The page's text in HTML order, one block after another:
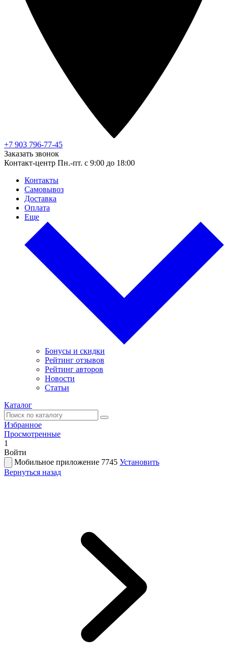
+7 903 796-77-45
Заказать звонок
Контакт-центр Пн.-пт. с 9:00 до 18:00
Контакты
Самовывоз
Доставка
Оплата
Еще
Бонусы и скидки
Рейтинг отзывов
Рейтинг авторов
Новости
Статьи
Каталог
Избранное
Просмотренные
1
Войти
Мобильное приложение 7745 Установить
Вернуться назад